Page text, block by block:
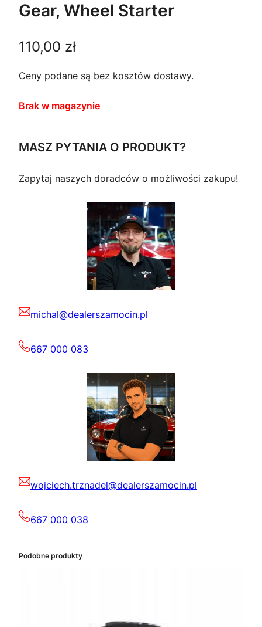
Gear, Wheel Starter
110,00 zł
Ceny podane są bez kosztów dostawy.
Brak w magazynie
MASZ PYTANIA O PRODUKT?
Zapytaj naszych doradców o możliwości zakupu!
michal@dealerszamocin.pl
667 000 083
wojciech.trznadel@dealerszamocin.pl
667 000 038
Podobne produkty